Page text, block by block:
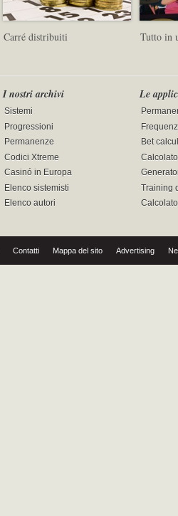
Carré distribuiti Tutto in
I nostri archivi
Sistemi
Progressioni
Permanenze
Codici Xtreme
Casinó in Europa
Elenco sistemisti
Elenco autori
Le
Bet
Training
Contatti Mappa del sito Advertising